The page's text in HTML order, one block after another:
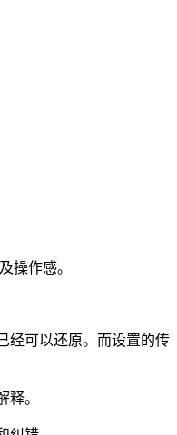
操作感。
经可以还原。而设置的传
。